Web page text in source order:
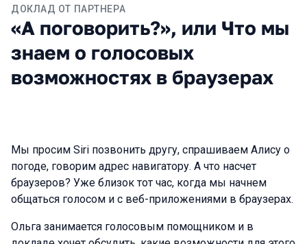
ДОКЛАД ОТ ПАРТНЕРА
«А поговорить?», или Что мы
знаем о голосовых
возможностях в браузерах
Мы просим Siri позвонить другу, спрашиваем Алису о
погоде, говорим адрес навигатору. А что насчет
браузеров? Уже близок тот час, когда мы начнем
общаться голосом и с веб-приложениями в браузерах.
Ольга занимается голосовым помощником и в